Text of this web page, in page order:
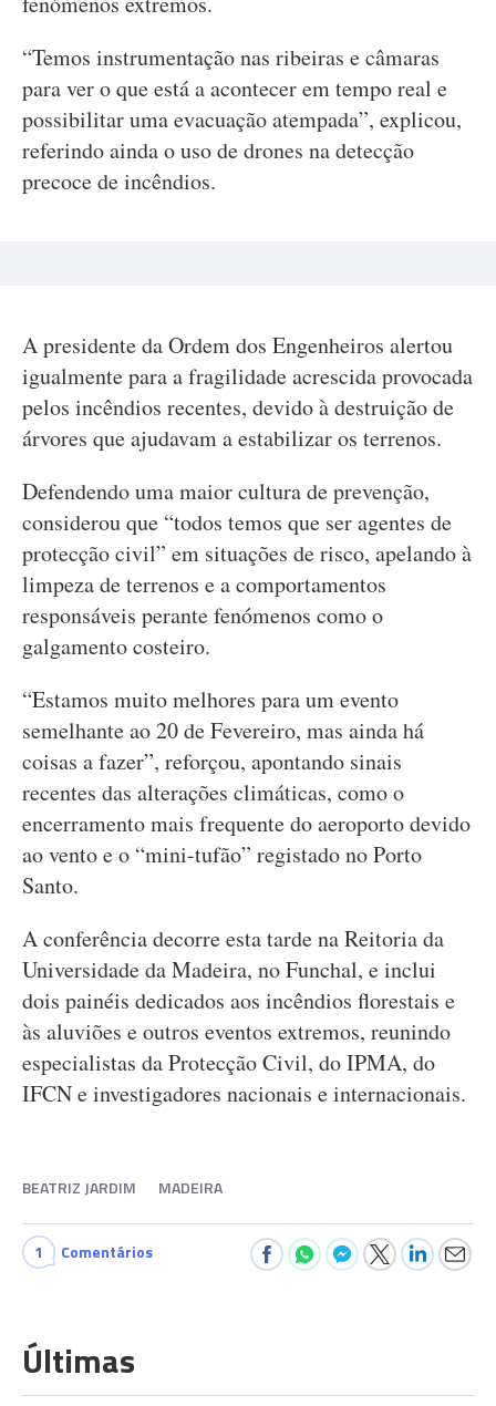
“Temos instrumentação nas ribeiras e câmaras
para ver o que está a acontecer em tempo real e
possibilitar uma evacuação atempada”, explicou,
referindo ainda o uso de drones na detecção
precoce de incêndios.
A presidente da Ordem dos Engenheiros alertou
igualmente para a fragilidade acrescida provocada
pelos incêndios recentes, devido à destruição de
árvores que ajudavam a estabilizar os terrenos.
Defendendo uma maior cultura de prevenção,
considerou que “todos temos que ser agentes de
protecção civil” em situações de risco, apelando à
limpeza de terrenos e a comportamentos
responsáveis perante fenómenos como o
galgamento costeiro.
“Estamos muito melhores para um evento
semelhante ao 20 de Fevereiro, mas ainda há
coisas a fazer”, reforçou, apontando sinais
recentes das alterações climáticas, como o
encerramento mais frequente do aeroporto devido
ao vento e o “mini-tufão” registado no Porto
Santo.
A conferência decorre esta tarde na Reitoria da
Universidade da Madeira, no Funchal, e inclui
dois painéis dedicados aos incêndios florestais e
às aluviões e outros eventos extremos, reunindo
especialistas da Protecção Civil, do IPMA, do
IFCN e investigadores nacionais e internacionais.
BEATRIZ JARDIM MADEIRA
1 Comentários
Últimas